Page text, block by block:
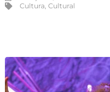
Cultura, Cultural